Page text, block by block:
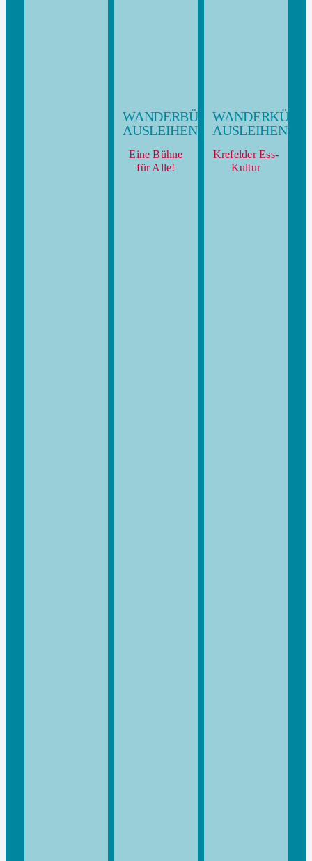
WANDERBÜHNE
AUSLEIHEN
Eine Bühne
für Alle!
AUSLEIHEN
Krefelder Ess-
Kultur